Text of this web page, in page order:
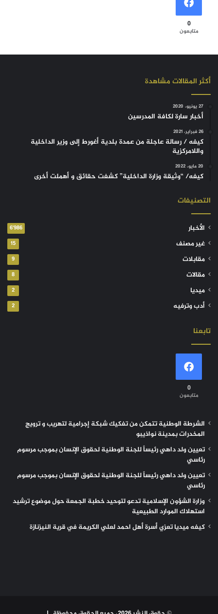
0
متابعون
أكثر المقالات مشاهدة
27 يونيو، 2020
أخبار سارة لكافة المدرسين
26 فبراير، 2021
كيفه / رسالة عاجلة من عمدة بلدية أغورط إلى وزير الداخلية
واللامركزية
20 مايو، 2022
كيفه/ “وثيقة وزارة الداخلية” كشفت حقائق و أهملت أخرى
التصنيفات
الأخبار 6٬986
غير مصنف 15
مقابلات 9
مقالات 8
ميديا 2
أدب وترفيه 2
تابعنا
0
متابعون
الشرطة الوطنية تتمكن من تفكيك شبكة إجرامية لتهريب و ترويج
المخدرات بمدينة نواذيبو
تعيين ولد داهي رئيساً للجنة الوطنية لحقوق الإنسان بموجب مرسوم
رئاسي
تعيين ولد داهي رئيساً للجنة الوطنية لحقوق الإنسان بموجب مرسوم
رئاسي
وزارة الشؤون الإسلامية تدعو لتوحيد خطبة الجمعة حول موضوع ترشيد
استهلاك الموارد الطبيعية
كيفه ميديا تعزي أسرة أهل احمد لعلي الكريمة في قرية النيزنازة